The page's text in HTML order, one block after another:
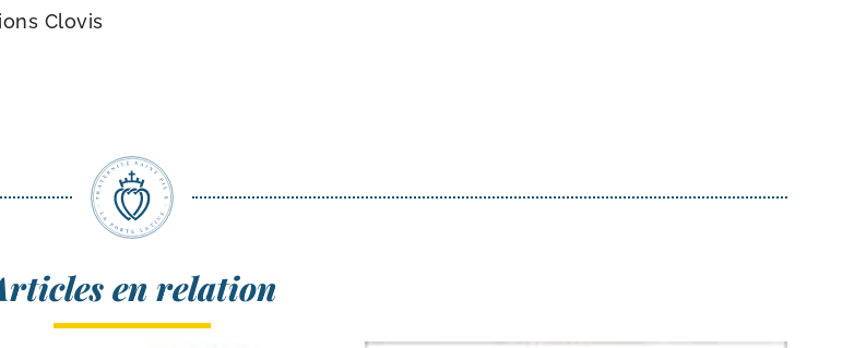
Clovis
en relation